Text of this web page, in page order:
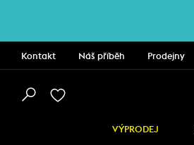
Kontakt Náš příběh Prodejny
VÝPRODEJ